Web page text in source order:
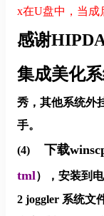
x在U盘中，当成
感谢
集成美化系
秀，其他系统外
手。
(4) 下载
tml），安装到
2 joggler 系统文